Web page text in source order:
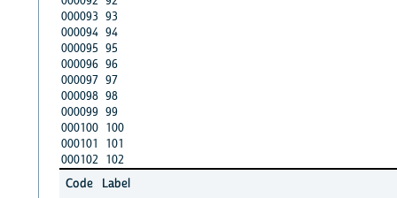
000093 93
000094 94
000095 95
000096 96
000097 97
000098 98
000099 99
000100 100
000101
101
000102 102
Code
Label